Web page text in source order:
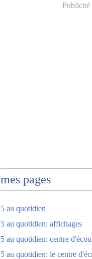
Publicité
mes pages
5 au quotidien
5 au quotidien: affichages
5 au quotidien: centre
5 au quotidien: le centre